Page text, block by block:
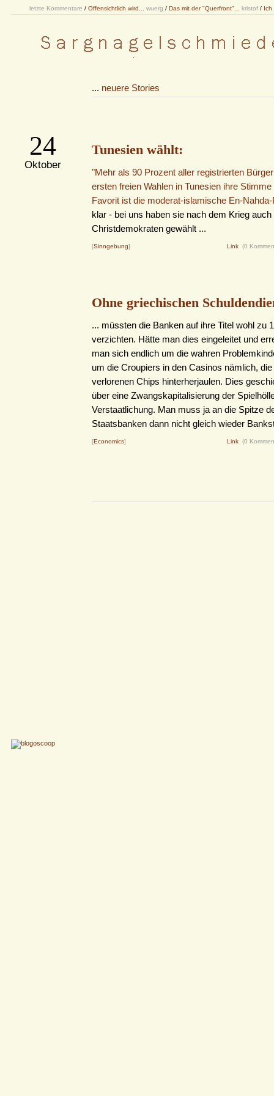
letzte Kommentare / Offensichtlich wird... wuerg / Das mit der "Querfront"... kristof / Ich
... neuere Stories
24
Oktober
Tunesien wählt:
"Mehr als 90 Prozent aller registrierten
ersten freien Wahlen in Tunesien ihre
Favorit ist die moderat-islamische En-Nahda-
klar - bei uns haben sie nach dem Krieg
Christdemokraten gewählt ...
[Sinngebung] Link (0
Ohne griechischen
... müssten die Banken auf ihre Titel wohl zu
verzichten. Hätte man dies eingeleitet und
man sich endlich um die wahren
um die Croupiers in den Casinos nämlich, die
verlorenen Chips hinterherjaulen. Dies
über eine Zwangskapitalisierung der
Verstaatlichung. Man muss ja an die Spitze
Staatsbanken dann nicht gleich wieder
[Economics] Link (0